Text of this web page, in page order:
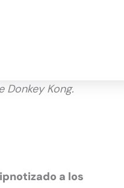
Donkey Kong.
a los